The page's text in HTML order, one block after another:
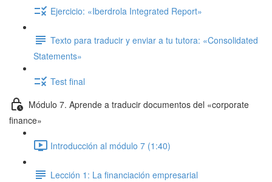
Ejercicio: «Iberdrola Integrated Report»
Texto para traducir y enviar a tu tutora: «Consolidated
Statements»
Test final
Módulo 7. Aprende a traducir documentos del «corporate
finance»
Introducción al módulo 7 (1:40)
Lección 1: La financiación empresarial